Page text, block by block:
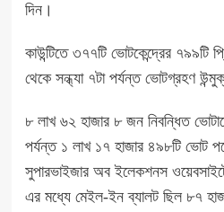
দিন।
কাউন্টিতে ৩৭৭টি ভোটকেন্দ্রের ৭৯৯টি
থেকে সন্ধ্যা ৭টা পর্যন্ত ভোটগ্রহণ
৮ লাখ ৬২ হাজার ৮ জন নিবন্ধিত
পর্যন্ত ১ লাখ ১৭ হাজার ৪৯৮টি ভোট
সুপারভাইজার অব ইলেকশনস
এর মধ্যে মেইল-ইন ব্যালট ছিল ৮৭